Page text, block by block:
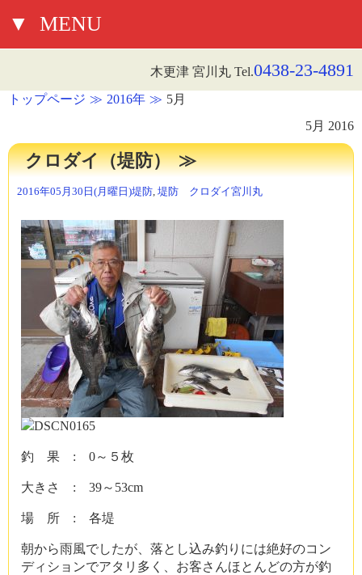
▼ MENU
木更津 宮川丸 Tel.0438-23-4891
トップページ 2016年
5月
5月 2016
クロダイ（堤防）
2016年05月30日(月曜日)堤防, 堤防 クロダイ宮川丸
釣 果 : 0～５枚
大きさ : 39～53cm
場 所 : 各堤
朝から雨風でしたが、落とし込み釣りには絶好のコン
ディションでアタリ多く、お客さんほとんどの方が釣